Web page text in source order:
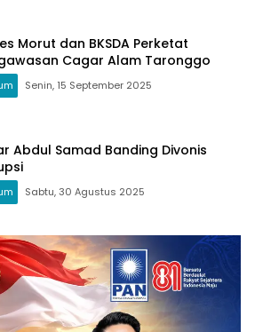
Morut dan BKSDA Perketat
Cagar Alam Taronggo
Senin, 15 September 2025
Abdul Samad Banding Divonis
Sabtu, 30 Agustus 2025